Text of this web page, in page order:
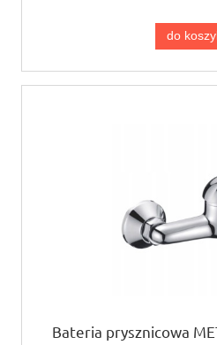
do
Bateria prysznicowa